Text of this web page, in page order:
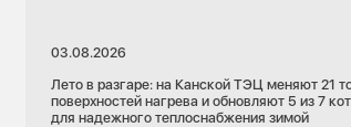
03.08.2026
Лето в разгаре: на Канской ТЭЦ меняют 21
поверхностей нагрева и обновляют 5 из 7
для надежного теплоснабжения зимой